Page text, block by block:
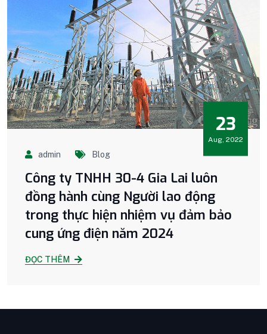
23
Aug, 2022
admin Blog
Công ty TNHH 30-4 Gia Lai luôn
đồng hành cùng Người lao động
trong thực hiện nhiệm vụ đảm bảo
cung ứng điện năm 2024
ĐỌC THÊM